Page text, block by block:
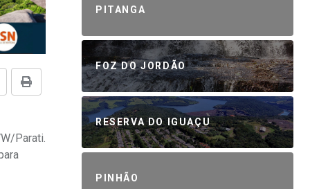
Parati.
PITANGA
FOZ DO JORDÃO
RESERVA DO IGUAÇU
PINHÃO